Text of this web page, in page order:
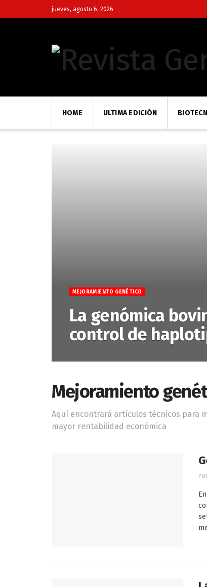
jueves, agosto 6, 2026
HOME ULTIMA EDICIÓN
MEJORAMIENTO GENÉTICO
La genómica
control de
Mejoramiento
Aquí encontrará artículos técnicos para
mayor rentabilidad económica